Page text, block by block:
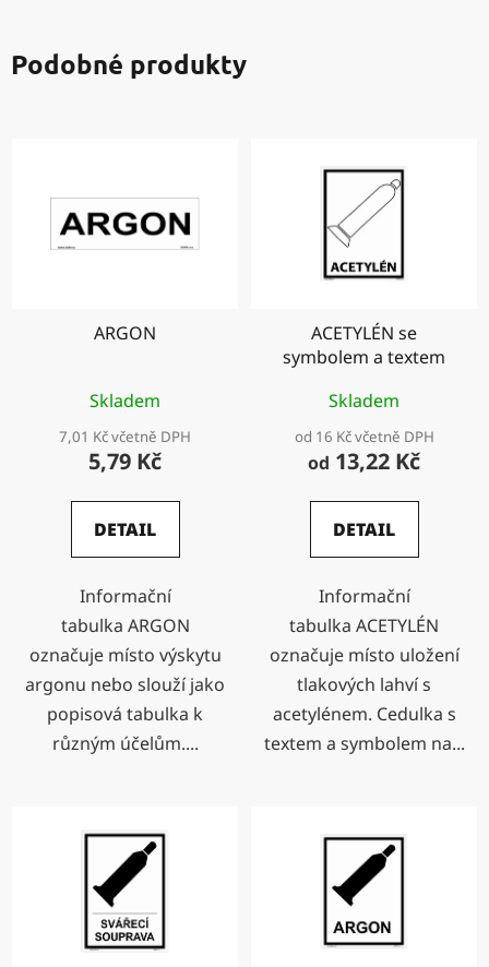
Podobné produkty
ARGON
Skladem
7,01 Kč včetně DPH
5,79 Kč
DETAIL
Informační
tabulka ARGON
označuje místo výskytu
argonu nebo slouží jako
popisová tabulka k
různým účelům....
ACETYLÉN se
symbolem a textem
Skladem
od 16 Kč včetně DPH
od 13,22 Kč
DETAIL
Informační
tabulka ACETYLÉN
označuje místo uložení
tlakových lahví s
acetylénem. Cedulka s
textem a symbolem na...